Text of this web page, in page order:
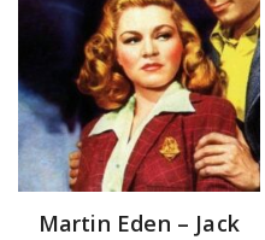
Martin Eden – Jack